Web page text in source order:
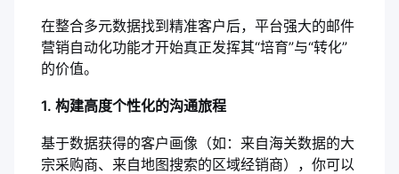
在整合多元数据找到精准客户后，平台强大的邮件
营销自动化功能才开始真正发挥其“培育”与“转化”
的价值。
1. 构建高度个性化的沟通旅程
基于数据获得的客户画像（如：来自海关数据的大
宗采购商、来自地图搜索的区域经销商），你可以